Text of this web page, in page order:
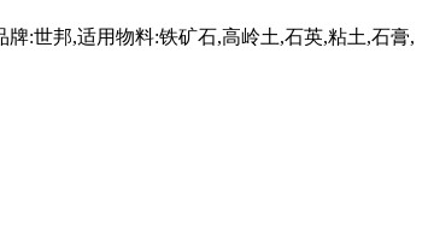
:世邦,适用物料:铁矿石,高岭土,石英,粘土,石膏,